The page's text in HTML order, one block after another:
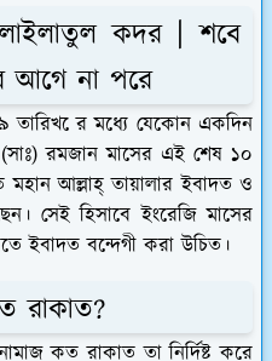
কদর | শবে
আগে না পরে
ের মধ্যে যেকোন একদিন
রমজান মাসের এই শেষ ১০
আল্লাহ্‌ তায়ালার ইবাদত ও
সেই হিসাবে ইংরেজি মাসের
ইবাদত বন্দেগী করা উচিত।
রাকাত?
কত রাকাত তা নির্দিষ্ট করে